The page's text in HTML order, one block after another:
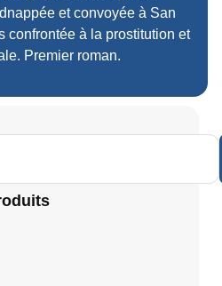
et convoyée à San
confrontée à la prostitution et
Premier roman.